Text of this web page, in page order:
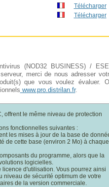
Télécharger
Télécharger
(NOD32 BUSINESS) /
merci de nous adresser
que vous voulez évaluer.
www.pro.distrilan.fr.
offrent le même niveau de protection
fonctionnelles suivantes :
les mises à jour de la base de
de cette base (environ 2 Mo) à chaque
du programme, alors que la
logicielles.
d'utilisation. Vous pourrez ainsi
de sécurité optimum de votre
de la version commerciale.